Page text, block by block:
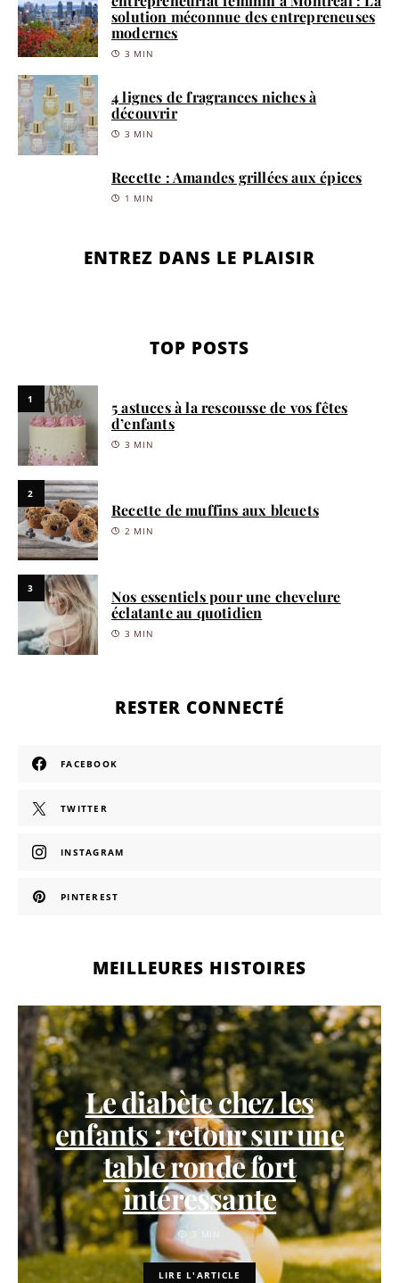
solution méconnue des entrepreneuses
modernes
3 MIN
4 lignes de fragrances niches à
découvrir
3 MIN
Recette : Amandes grillées aux épices
1 MIN
ENTREZ DANS LE PLAISIR
TOP POSTS
1
5 astuces à la rescousse de vos fêtes
d’enfants
3 MIN
2
Recette de muffins aux bleuets
2 MIN
3
Nos essentiels pour une chevelure
éclatante au quotidien
3 MIN
RESTER CONNECTÉ
FACEBOOK
TWITTER
INSTAGRAM
PINTEREST
MEILLEURES HISTOIRES
Le diabète chez les
enfants : retour sur une
table ronde fort
intéressante
3 MIN
LIRE L'ARTICLE